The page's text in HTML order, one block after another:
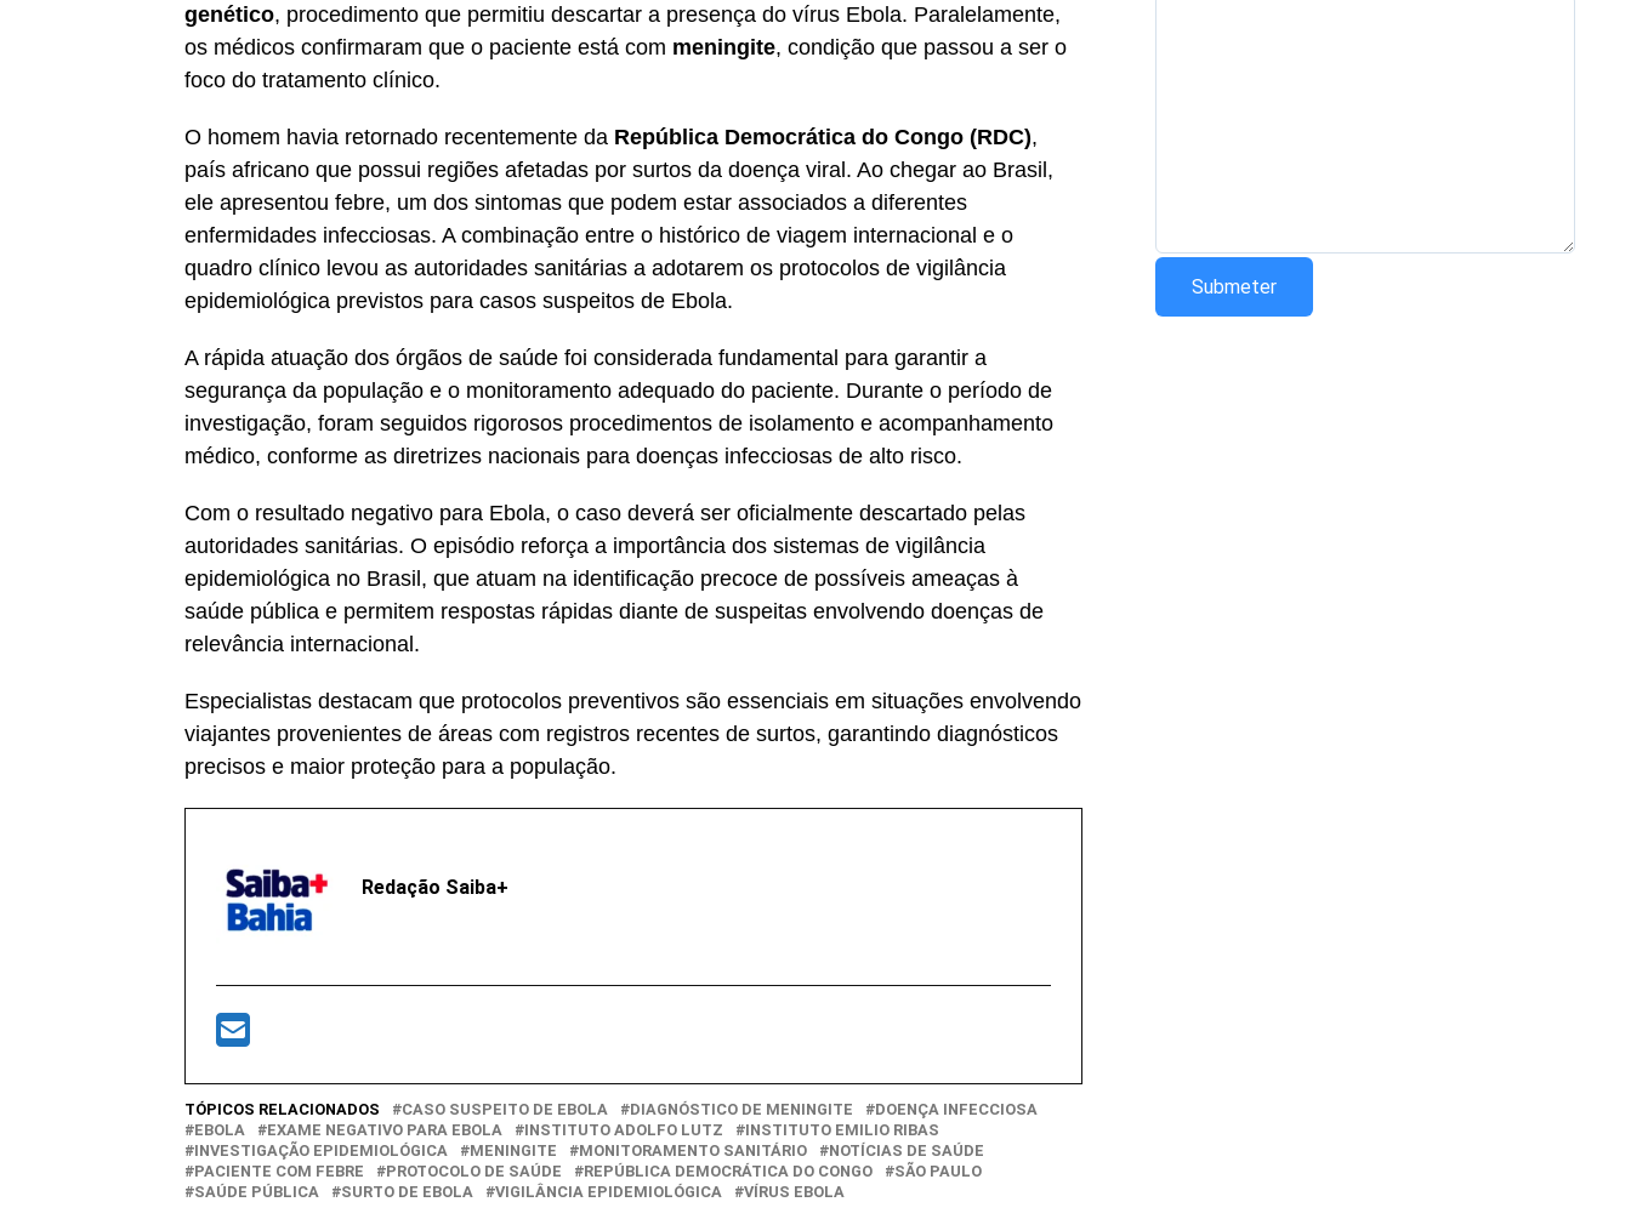
genético, procedimento que permitiu descartar a presença do vírus Ebola. Paralelamente,
os médicos confirmaram que o paciente está com meningite, condição que passou a ser o
foco do tratamento clínico.
O homem havia retornado recentemente da República Democrática do Congo (RDC),
país africano que possui regiões afetadas por surtos da doença viral. Ao chegar ao Brasil,
ele apresentou febre, um dos sintomas que podem estar associados a diferentes
enfermidades infecciosas. A combinação entre o histórico de viagem internacional e o
quadro clínico levou as autoridades sanitárias a adotarem os protocolos de vigilância
epidemiológica previstos para casos suspeitos de Ebola.
A rápida atuação dos órgãos de saúde foi considerada fundamental para garantir a
segurança da população e o monitoramento adequado do paciente. Durante o período de
investigação, foram seguidos rigorosos procedimentos de isolamento e acompanhamento
médico, conforme as diretrizes nacionais para doenças infecciosas de alto risco.
Com o resultado negativo para Ebola, o caso deverá ser oficialmente descartado pelas
autoridades sanitárias. O episódio reforça a importância dos sistemas de vigilância
epidemiológica no Brasil, que atuam na identificação precoce de possíveis ameaças à
saúde pública e permitem respostas rápidas diante de suspeitas envolvendo doenças de
relevância internacional.
Especialistas destacam que protocolos preventivos são essenciais em situações envolvendo
viajantes provenientes de áreas com registros recentes de surtos, garantindo diagnósticos
precisos e maior proteção para a população.
Redação Saiba+
TÓPICOS RELACIONADOS CASO SUSPEITO DE EBOLA DIAGNÓSTICO DE MENINGITE
DOENÇA INFECCIOSA
EBOLA
EXAME NEGATIVO PARA EBOLA INSTITUTO ADOLFO LUTZ
INSTITUTO EMILIO RIBAS
INVESTIGAÇÃO EPIDEMIOLÓGICA
MENINGITE MONITORAMENTO SANITÁRIO
NOTÍCIAS DE SAÚDE
PACIENTE COM FEBRE
PROTOCOLO DE SAÚDE REPÚBLICA DEMOCRÁTICA DO CONGO
SÃO PAULO
SAÚDE PÚBLICA
SURTO DE EBOLA VIGILÂNCIA EPIDEMIOLÓGICA VÍRUS EBOLA